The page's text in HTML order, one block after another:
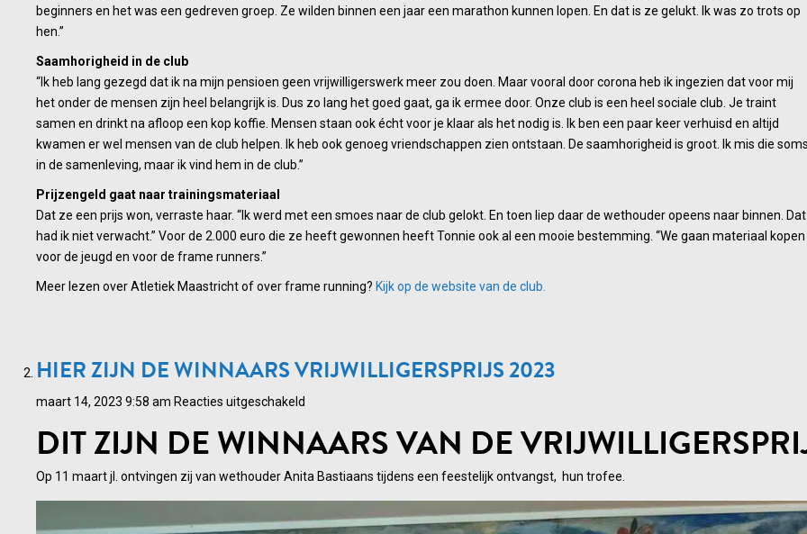
beginners en het was een gedreven groep. Ze wilden binnen een jaar een marathon kunnen lopen. En dat is ze gelukt. Ik was zo trots op
hen.”
Saamhorigheid in de club
“Ik heb lang gezegd dat ik na mijn pensioen geen vrijwilligerswerk meer zou doen. Maar vooral door corona heb ik ingezien dat voor mij
het onder de mensen zijn heel belangrijk is. Dus zo lang het goed gaat, ga ik ermee door. Onze club is een heel sociale club. Je traint
samen en drinkt na afloop een kop koffie. Mensen staan ook écht voor je klaar als het nodig is. Ik ben een paar keer verhuisd en altijd
kwamen er wel mensen van de club helpen. Ik heb ook genoeg vriendschappen zien ontstaan. De saamhorigheid is groot. Ik mis die
in de samenleving, maar ik vind hem in de club.”
Prijzengeld gaat naar trainingsmateriaal
Dat ze een prijs won, verraste haar. “Ik werd met een smoes naar de club gelokt. En toen liep daar de wethouder opeens naar binnen. Dat
had ik niet verwacht.” Voor de 2.000 euro die ze heeft gewonnen heeft Tonnie ook al een mooie bestemming. “We gaan materiaal kopen
voor de jeugd en voor de frame runners.”
Meer lezen over Atletiek Maastricht of over frame running? Kijk op de website van de club.
HIER ZIJN DE WINNAARS VRIJWILLIGERSPRIJS 2023
maart 14, 2023 9:58 am Reacties uitgeschakeld
zijn
winnaars
vrijwilligersprijs
2023
DIT ZIJN DE WINNAARS VAN DE
Op 11 maart jl. ontvingen zij van wethouder Anita Bastiaans tijdens een feestelijk ontvangst, hun trofee.